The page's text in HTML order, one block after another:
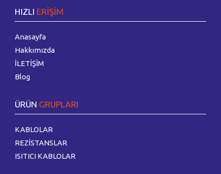
HIZLI ERİŞİM
Anasayfa
Hakkımızda
İLETİŞİM
Blog
ÜRÜN GRUPLARI
KABLOLAR
REZİSTANSLAR
ISITICI KABLOLAR